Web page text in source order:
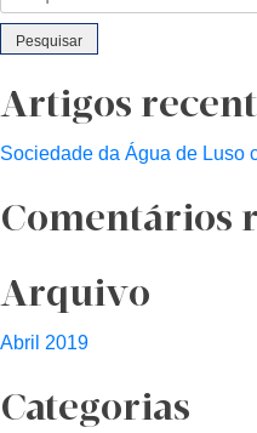
por:
Artigos
Sociedade da Água de Luso
Comentários
Arquivo
Abril 2019
Categorias